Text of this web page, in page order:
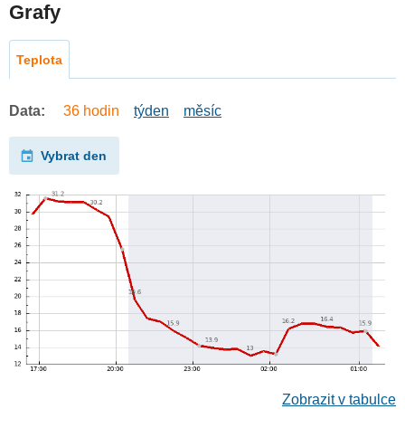
Grafy
Teplota
Data: 36 hodin týden měsíc
Vybrat den
Zobrazit v tabulce